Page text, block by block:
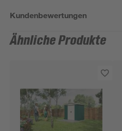
Kundenbewertungen
Ähnliche Produkte